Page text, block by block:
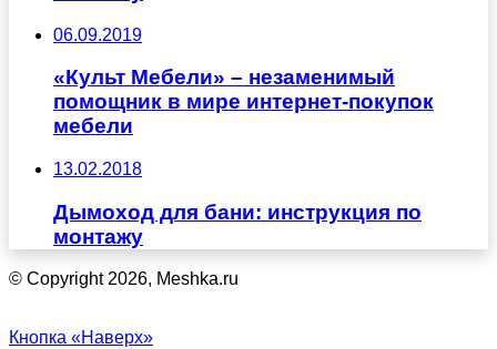
06.09.2019
«Культ Мебели» – незаменимый
помощник в мире интернет-покупок
мебели
13.02.2018
Дымоход для бани: инструкция по
монтажу
© Copyright 2026, Meshka.ru
Кнопка «Наверх»